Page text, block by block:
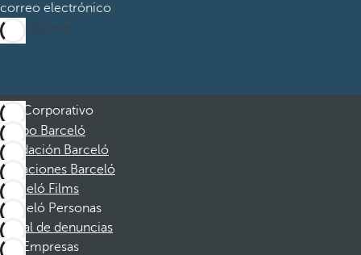
correo electrónico
Suscribirme
Corporativo
Grupo Barceló
Fundación Barceló
Vacaciones Barceló
Barceló Films
Barceló Personas
Canal de denuncias
Empresas